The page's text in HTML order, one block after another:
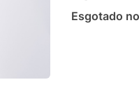
Esgotado